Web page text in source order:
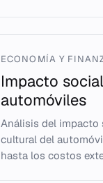
ECONOMÍA Y
Impacto
automóviles
Análisis del impacto
cultural del
hasta los costos